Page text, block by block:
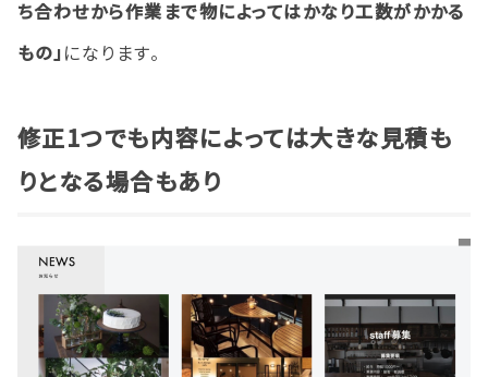
ち合わせから作業まで物によってはかなり工数がかかる
もの」になります。
修正1つでも内容によっては大きな見積も
りとなる場合もあり